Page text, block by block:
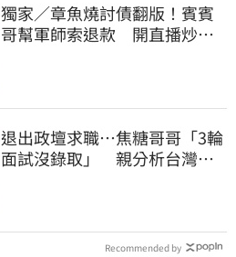
獨家／章魚燒討債翻版！賓賓
哥幫軍師索退款 開直播炒作
退出政壇求職…焦糖哥哥「3輪
面試沒錄取」 親分析台灣職
Recommended by